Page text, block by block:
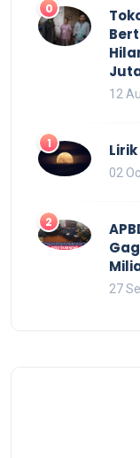
0
12
1 Lirik
02
2
27